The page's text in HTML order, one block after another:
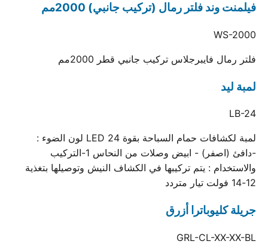
فيلمنت وند فلتر رمال (تركيب جانبي) 2000مم
WS-2000
فلتر رمال فايبرجلاس تركيب جانبي قطر 2000مم
لمبة ليد
LB-24
لمبة لكشافات حمام السباحة بقوة 24 LED لون الضوء :
-دافئ (اصفر) - ابيض وصلات من النحاس 1-التركيب
والاستخدام : يتم تركيبها في الكشاف النيش وتوصيلها بتغذية
12-14 فولت تيار متردد
جريلة كليوباترا أزرق
GRL-CL-XX-XX-BL